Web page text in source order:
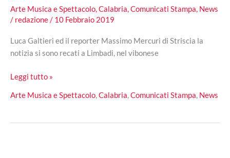
Arte Musica e Spettacolo,Calabria,Comunicati Stampa, News
/ redazione/ 10 Febbraio 2019
Luca Galtieri ed il reporter Massimo Mercuri di Striscia la
notizia si sono recati a Limbadi, nel vibonese
Striscia
notizia
beni
Leggi tutto »
Arte Musica e Spettacolo,Calabria,Comunicati Stampa, News